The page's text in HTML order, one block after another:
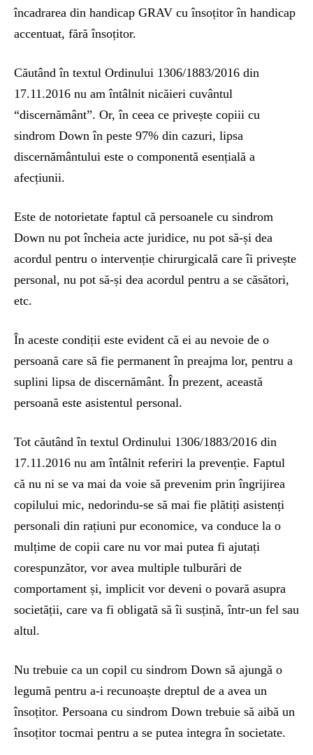
încadrarea din handicap GRAV cu însoțitor în handicap
accentuat, fără însoțitor.
Căutând în textul Ordinului 1306/1883/2016 din
17.11.2016 nu am întâlnit nicăieri cuvântul
“discernământ”. Or, în ceea ce privește copiii cu
sindrom Down în peste 97% din cazuri, lipsa
discernământului este o componentă esențială a
afecțiunii.
Este de notorietate faptul că persoanele cu sindrom
Down nu pot încheia acte juridice, nu pot să-și dea
acordul pentru o intervenție chirurgicală care îi privește
personal, nu pot să-și dea acordul pentru a se căsători,
etc.
În aceste condiții este evident că ei au nevoie de o
persoană care să fie permanent în preajma lor, pentru a
suplini lipsa de discernământ. În prezent, această
persoană este asistentul personal.
Tot căutând în textul Ordinului 1306/1883/2016 din
17.11.2016 nu am întâlnit referiri la prevenție. Faptul
că nu ni se va mai da voie să prevenim prin îngrijirea
copilului mic, nedorindu-se să mai fie plătiți asistenți
personali din rațiuni pur economice, va conduce la o
mulțime de copii care nu vor mai putea fi ajutați
corespunzător, vor avea multiple tulburări de
comportament și, implicit vor deveni o povară asupra
societății, care va fi obligată să îi susțină, într-un fel sau
altul.
Nu trebuie ca un copil cu sindrom Down să ajungă o
legumă pentru a-i recunoaște dreptul de a avea un
însoțitor. Persoana cu sindrom Down trebuie să aibă un
însoțitor tocmai pentru a se putea integra în societate.